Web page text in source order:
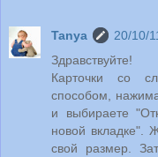
Tanya
20/10/
Здравствуйте!
Карточки со
способом,
и выбираете
новой вкладке".
свой размер.